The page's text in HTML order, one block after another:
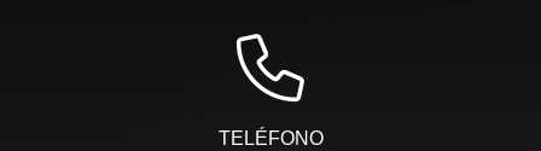
TELÉFONO